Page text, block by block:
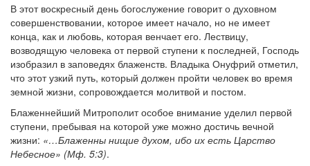
В этот воскресный день богослужение говорит о духовном
совершенствовании, которое имеет начало, но не имеет
конца, как и любовь, которая венчает его. Лествицу,
возводящую человека от первой ступени к последней, Господь
изобразил в заповедях блаженств. Владыка Онуфрий отметил,
что этот узкий путь, который должен пройти человек во время
земной жизни, сопровождается молитвой и постом.
Блаженнейший Митрополит особое внимание уделил первой
ступени, пребывая на которой уже можно достичь вечной
жизни: «…Блаженны нищие духом, ибо их есть Царство
Небесное» (Мф. 5:3).